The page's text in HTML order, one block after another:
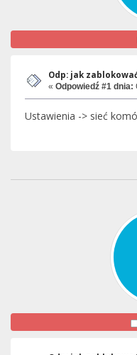
Odp: jak
« Odpowiedź #1 dnia:
Ustawienia -> sieć